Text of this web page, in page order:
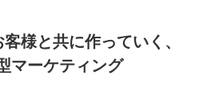
様と共に作っていく、
マーケティング